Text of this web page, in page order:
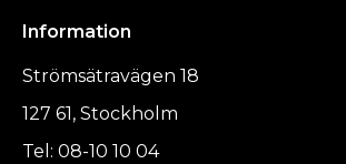
Information
Strömsätravägen 18
127 61, Stockholm
Tel: 08-10 10 04